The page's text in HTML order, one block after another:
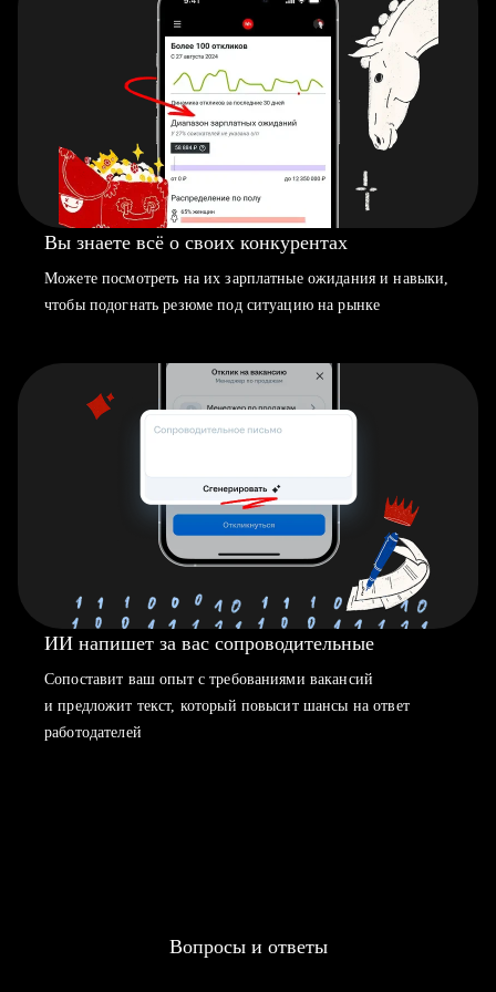
Вы знаете всё о своих конкурентах
Можете посмотреть на их зарплатные ожидания и навыки,
чтобы подогнать резюме под ситуацию на рынке
ИИ напишет за вас сопроводительные
Сопоставит ваш опыт с требованиями вакансий
и предложит текст, который повысит шансы на ответ
работодателей
Вопросы и ответы